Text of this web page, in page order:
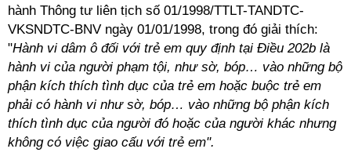
hành Thông tư liên tịch số 01/1998/TTLT-TANDTC-
VKSNDTC-BNV ngày 01/01/1998, trong đó giải thích:
"Hành vi dâm ô đối với trẻ em quy định tại Điều 202b là
hành vi của người phạm tội, như sờ, bóp… vào những bộ
phận kích thích tình dục của trẻ em hoặc buộc trẻ em
phải có hành vi như sờ, bóp… vào những bộ phận kích
thích tình dục của người đó hoặc của người khác nhưng
không có việc giao cấu với trẻ em".